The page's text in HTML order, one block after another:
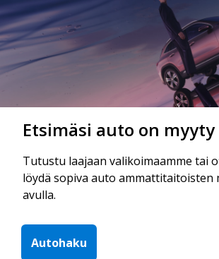
Etsimäsi auto on myyty
Tutustu laajaan valikoimaamme tai
löydä sopiva auto ammattitaitoisten
avulla.
Autohaku